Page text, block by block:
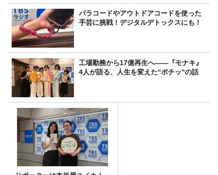
パラコードやアウトドアコードを使った
手芸に挑戦！デジタルデトックスにも！
工場勤務から17億再生へ——『モナキ』
4人が語る、人生を変えた“ポチッ”の話